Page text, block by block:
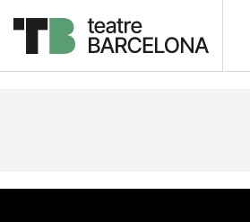
Descripció Fitxa artística